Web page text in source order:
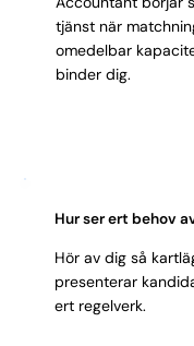
tjänst när
omedelbar
binder dig.
Hur ser ert behov
Hör av dig så
presenterar
ert regelverk.